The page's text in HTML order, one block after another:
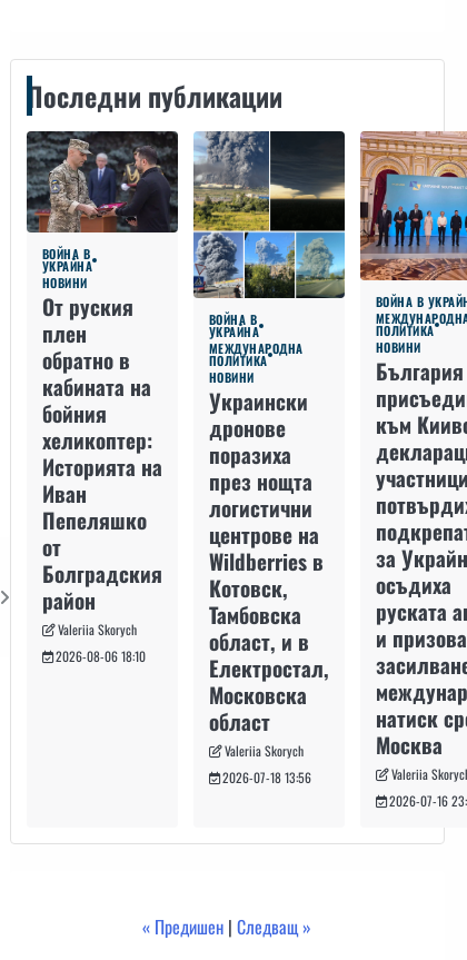
Последни публикации
ВОЙНА В
УКРАЙНА
НОВИНИ
От руския
плен
обратно в
кабината на
бойния
хеликоптер:
Историята на
Иван
Пепеляшко
от
Болградския
район
Valeriia Skorych
2026-08-06 18:10
ВОЙНА В
УКРАЙНА
МЕЖДУНАРОДНА
ПОЛИТИКА
НОВИНИ
Украински
дронове
поразиха
през нощта
логистични
центрове на
Wildberries в
Котовск,
Тамбовска
област, и в
Електростал,
Московска
област
Valeriia Skorych
2026-07-18 13:56
ВОЙНА В
ПОЛИТИКА
НОВИНИ
към
за
осъдиха
руската
и
натиск
Москва
Valeriia
2026-07-16
« Предишен |Следващ »